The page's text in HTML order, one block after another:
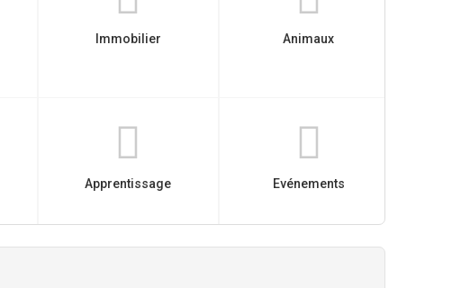
Immobilier Animaux
Apprentissage Evénements